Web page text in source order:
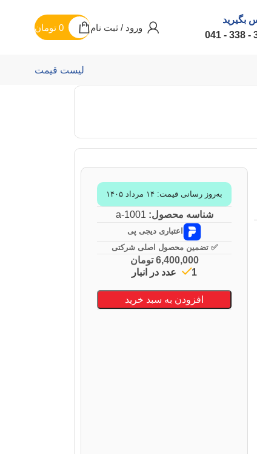
بگیرید
ورود / ثبت نام 0 تومان
لیست قیمت
به‌روز رسانی قیمت: ۱۴ مرداد ۱۴۰۵
شناسه محصول: a-1001
اعتباری دیجی پی
✅ تضمین محصول اصلی شرکتی
6,400,000 تومان
1 عدد در انبار
افزودن به سبد خرید